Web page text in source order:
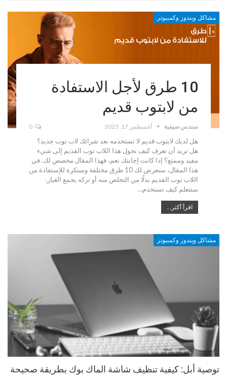
مشاكل ويندوز وكمبيوتر
10 طرق لأجل الاستفادة
من لابتوب قديم
سندس صيفية أغسطس 17, 2023 0
هل لديك لابتوب قديم لا تستخدمه بعد شرائك لاب توب جديد؟
هل تريد أن تعرف كيف تحول هذا اللاب توب القديم إلى شيء
مفيد وممتع؟ إذا كانت إجابتك نعم، فهذا المقال مخصص لك. في
هذا المقال، سنعرض لك 10 طرق مختلفة ومبتكرة للإستفادة من
اللاب توب القديم بدلًا من التخلص منه أو تركه يجمع الغبار.
ستتعلم كيف تستخدم…
اقرأ أكثر...
مشاكل ويندوز وكمبيوتر
توصية أبل: كيفية تنظيف شاشة الماك بوك بطريقة صحيحة